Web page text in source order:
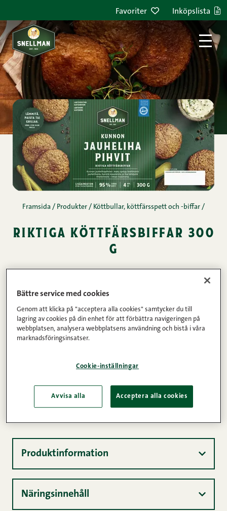
Favoriter Inköpslista
Framsida / Produkter / Köttbullar, köttfärsspett och -biffar /
riktiga köttfärsbiffar 300
g
Riktiga köttfärsbiffar får sin utsökta smak från
Snellmans malet kött, äkta kryddor och vår egen
köttbuljong – helt utan tillsatser. Dessa
köttfärsbiffar fungerar perfekt i alla sammanhang.
Hög kötthalt och råvaror av högsta kvalitet och
Köttinnehåll
95%
Vikt
300g
Produktinformation
Näringsinnehåll
Bättre service med cookies
Genom att klicka på "acceptera alla cookies" samtycker du till
lagring av cookies på din enhet för att förbättra navigeringen på
webbplatsen, analysera webbplatsens användning och bistå i våra
marknadsföringsinsatser.
Cookie-inställningar
Avvisa alla Acceptera alla cookies